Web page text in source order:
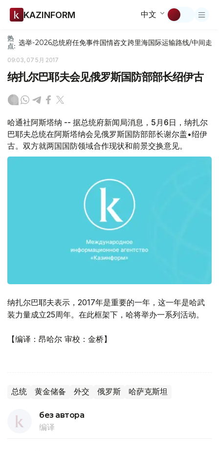
KAZINFORM 中文
热
点: 选举-2026总统府任免事件国情咨文跨里海国际运输路线/中间走廊
09:03, 07 5月 2017
纳扎尔巴耶夫会见俄罗斯国防部部长绍伊古
哈通社阿斯塔纳 -- 据总统府新闻局消息，5月6日，纳扎尔
巴耶夫总统在阿斯塔纳会见俄罗斯国防部部长谢尔盖•绍伊
古。双方就两国国防领域合作现状和前景交换意见。
纳扎尔巴耶夫表示，2017年是重要的一年，这一年是哈武
装力量成立25周年。在此框架下，哈将举办一系列活动。
【编译：昂哈尔 审校：金桥】
总统 黄金储备 外交 俄罗斯 哈萨克斯坦
без автора
编译